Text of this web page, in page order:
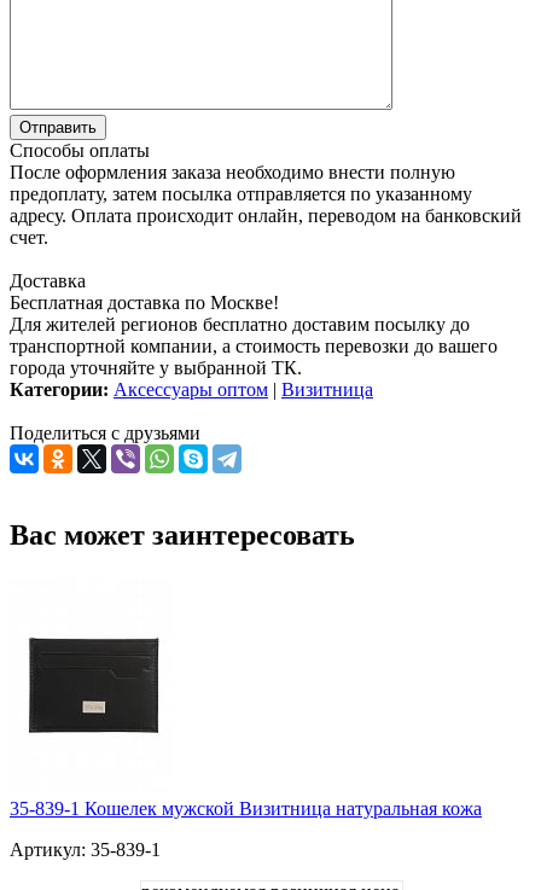
Способы оплаты
После оформления заказа необходимо внести полную
предоплату, затем посылка отправляется по указанному
адресу. Оплата происходит онлайн, переводом на банковский
счет.
Доставка
Бесплатная доставка по Москве!
Для жителей регионов бесплатно доставим посылку до
транспортной компании, а стоимость перевозки до вашего
города уточняйте у выбранной ТК.
Категории: Аксессуары оптом | Визитница
Поделиться с друзьями
Вас может заинтересовать
35-839-1 Кошелек мужской Визитница натуральная кожа
Артикул: 35-839-1